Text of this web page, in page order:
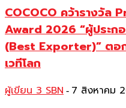
COCOCO คว้ารางวัล
Award 2026 “ผู้ประก
(Best Exporter)” ตอ
เวทีโลก
ผู้เขียน 3 SBN - 7 สิงหาคม